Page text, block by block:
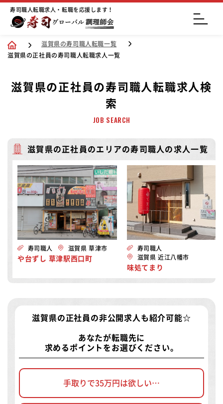
寿司職人転職求人・転職を応援します！
滋賀県の寿司職人転職一覧
滋賀県の正社員の寿司職人転職求人一覧
滋賀県の正社員の寿司職人転職求人検
索
JOB SEARCH
滋賀県の正社員のエリアの寿司職人の求人一覧
寿司職人 滋賀県 草津市
や台ずし 草津駅西口町
寿司職人
滋賀県 近江八幡市
味処てまり
滋賀県の正社員の非公開求人 も紹介可能☆
あなたが転職先に
求めるポイントをお選びください。
手取りで35万円は欲しい…